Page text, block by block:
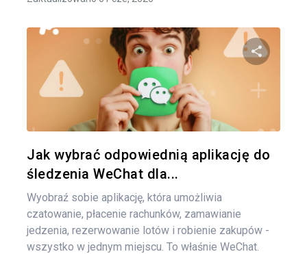
Jak wybrać odpowiednią aplikację do
śledzenia WeChat dla...
Wyobraź sobie aplikację, która umożliwia
czatowanie, płacenie rachunków, zamawianie
jedzenia, rezerwowanie lotów i robienie zakupów -
wszystko w jednym miejscu. To właśnie WeChat.